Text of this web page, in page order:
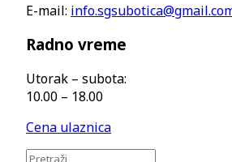
E-mail:
Radno vreme
Utorak – subota:
10.00 – 18.00
Cena ulaznica